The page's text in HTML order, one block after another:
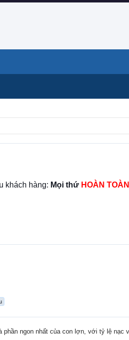
khách hàng: Mọi thứ HOÀN
ngon nhất của con lợn, với tỷ lệ nạc